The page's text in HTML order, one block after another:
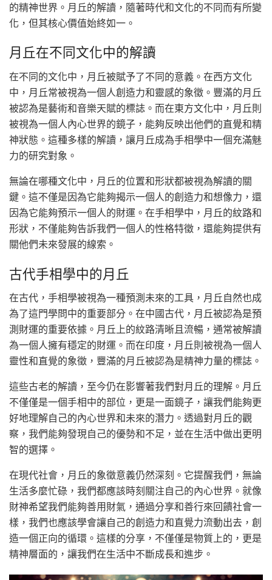
的精神世界。月丘的解讀，隨著時代和文化的不同而有所變
化，但其核心價值始終如一。
月丘在不同文化中的解讀
在不同的文化中，月丘被賦予了不同的意義。在西方文化
中，月丘常被視為一個人創造力和靈感的象徵。豐滿的月丘
被認為是藝術和音樂天賦的標誌。而在東方文化中，月丘則
被視為一個人內心世界的鏡子，能夠反映出他們的直覺和精
神狀態。這種多樣的解讀，讓月丘成為手相學中一個充滿魅
力的研究對象。
無論在哪種文化中，月丘的位置和形狀都被視為解讀的關
鍵。這不僅是因為它能夠揭示一個人的創造力和想像力，還
因為它能夠預示一個人的財運。在手相學中，月丘的紋路和
形狀，不僅能夠告訴我們一個人的性格特徵，還能夠提供有
關他們未來發展的線索。
古代手相學中的月丘
在古代，手相學被視為一種預測未來的工具，月丘自然也成
為了這門學問中的重要部分。在中國古代，月丘被認為是預
測財運的重要依據。月丘上的紋路清晰且流暢，通常被解讀
為一個人擁有穩定的財運。而在印度，月丘則被視為一個人
靈性和直覺的象徵，豐滿的月丘被認為是精神力量的標誌。
這些古老的解讀，至今仍在影響著我們對月丘的理解。月丘
不僅僅是一個手相中的部位，更是一面鏡子，讓我們能夠更
好地理解自己的內心世界和未來的潛力。透過對月丘的觀
察，我們能夠發現自己的優勢和不足，並在生活中做出更明
智的選擇。
在現代社會，月丘的象徵意義仍然深刻。它提醒我們，無論
生活多麼忙碌，我們都應該時刻關注自己的內心世界。就像
財神希望我們能夠善用財氣，通過分享和善行來回饋社會一
樣，我們也應該學會讓自己的創造力和直覺力流動出去，創
造一個正向的循環。這樣的分享，不僅僅是物質上的，更是
精神層面的，讓我們在生活中不斷成長和進步。